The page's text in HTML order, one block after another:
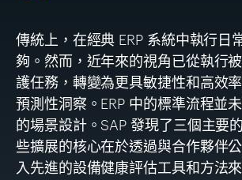
傳統上，在經典 ERP 系統中執行日
夠。然而，近年來的視角已從執行
護任務，轉變為更具敏捷性和高效
預測性洞察。 ERP 中的標準流程並
的場景設計。SAP發現了三個主要
些擴展的核心在於透過與合作夥伴
入先進的設備健康評估工具和方法